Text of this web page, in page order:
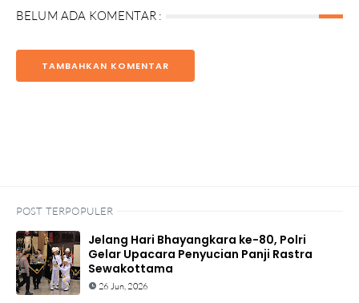
BELUM ADA KOMENTAR :
TAMBAHKAN KOMENTAR
POST TERPOPULER
Jelang Hari Bhayangkara ke-80, Polri
Gelar Upacara Penyucian Panji Rastra
Sewakottama
26 Jun, 2026